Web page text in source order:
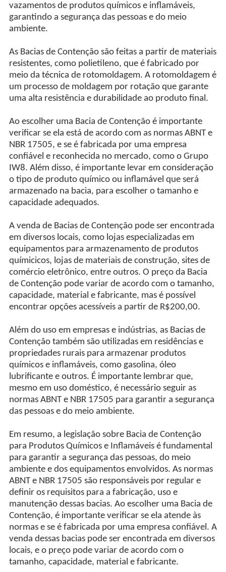
vazamentos de produtos químicos e inflamáveis,
garantindo a segurança das pessoas e do meio
ambiente.
As Bacias de Contenção são feitas a partir de materiais
resistentes, como polietileno, que é fabricado por
meio da técnica de rotomoldagem. A rotomoldagem é
um processo de moldagem por rotação que garante
uma alta resistência e durabilidade ao produto final.
Ao escolher uma Bacia de Contenção é importante
verificar se ela está de acordo com as normas ABNT e
NBR 17505, e se é fabricada por uma empresa
confiável e reconhecida no mercado, como o Grupo
IW8. Além disso, é importante levar em consideração
o tipo de produto químico ou inflamável que será
armazenado na bacia, para escolher o tamanho e
capacidade adequados.
A venda de Bacias de Contenção pode ser encontrada
em diversos locais, como lojas especializadas em
equipamentos para armazenamento de produtos
químicicos, lojas de materiais de construção, sites de
comércio eletrônico, entre outros. O preço da Bacia
de Contenção pode variar de acordo com o tamanho,
capacidade, material e fabricante, mas é possível
encontrar opções acessíveis a partir de R$200,00.
Além do uso em empresas e indústrias, as Bacias de
Contenção também são utilizadas em residências e
propriedades rurais para armazenar produtos
químicos e inflamáveis, como gasolina, óleo
lubrificante e outros. É importante lembrar que,
mesmo em uso doméstico, é necessário seguir as
normas ABNT e NBR 17505 para garantir a segurança
das pessoas e do meio ambiente.
Em resumo, a legislação sobre Bacia de Contenção
para Produtos Químicos e Inflamáveis é fundamental
para garantir a segurança das pessoas, do meio
ambiente e dos equipamentos envolvidos. As normas
ABNT e NBR 17505 são responsáveis por regular e
definir os requisitos para a fabricação, uso e
manutenção dessas bacias. Ao escolher uma Bacia de
Contenção, é importante verificar se ela atende às
normas e se é fabricada por uma empresa confiável. A
venda dessas bacias pode ser encontrada em diversos
locais, e o preço pode variar de acordo com o
tamanho, capacidade, material e fabricante.